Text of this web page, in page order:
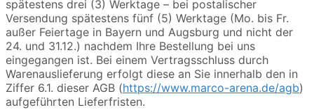
spätestens drei (3) Werktage – bei postalischer
Versendung spätestens fünf (5) Werktage (Mo. bis Fr.
außer Feiertage in Bayern und Augsburg und nicht der
24. und 31.12.) nachdem Ihre Bestellung bei uns
eingegangen ist. Bei einem Vertragsschluss durch
Warenauslieferung erfolgt diese an Sie innerhalb den in
Ziffer 6.1. dieser AGB (https://www.marco-arena.de/agb)
aufgeführten Lieferfristen.